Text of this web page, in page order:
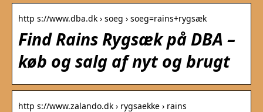
http s://www.dba.dk › soeg › soeg=rains+rygsæk
Find Rains Rygsæk på DBA –
køb og salg af nyt og brugt
http s://www.zalando.dk › rygsaekke › rains